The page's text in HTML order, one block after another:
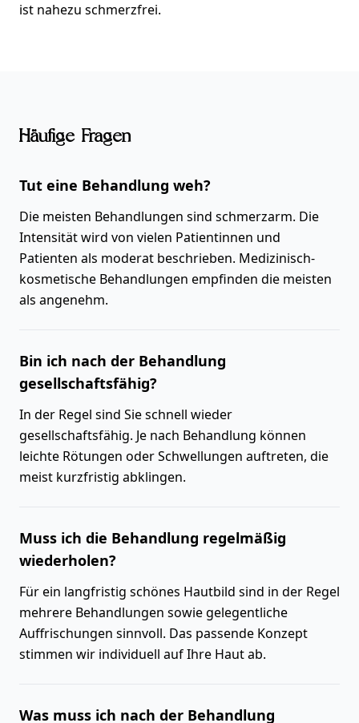
ist nahezu schmerzfrei.
Häufige Fragen
Tut eine Behandlung weh?
Die meisten Behandlungen sind schmerzarm. Die
Intensität wird von vielen Patientinnen und
Patienten als moderat beschrieben. Medizinisch-
kosmetische Behandlungen empfinden die meisten
als angenehm.
Bin ich nach der Behandlung
gesellschaftsfähig?
In der Regel sind Sie schnell wieder
gesellschaftsfähig. Je nach Behandlung können
leichte Rötungen oder Schwellungen auftreten, die
meist kurzfristig abklingen.
Muss ich die Behandlung regelmäßig
wiederholen?
Für ein langfristig schönes Hautbild sind in der Regel
mehrere Behandlungen sowie gelegentliche
Auffrischungen sinnvoll. Das passende Konzept
stimmen wir individuell auf Ihre Haut ab.
Was muss ich nach der Behandlung